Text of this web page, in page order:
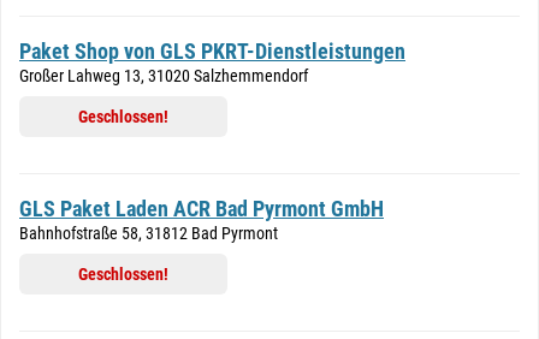
Paket Shop von GLS PKRT-Dienstleistungen
Großer Lahweg 13, 31020 Salzhemmendorf
Geschlossen!
GLS Paket Laden ACR Bad Pyrmont GmbH
Bahnhofstraße 58, 31812 Bad Pyrmont
Geschlossen!